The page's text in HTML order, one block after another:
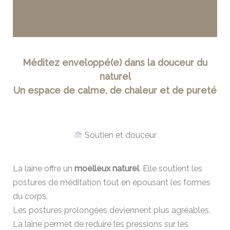
Méditez enveloppé(e) dans la douceur du
naturel
Un espace de calme, de chaleur et de pureté
Soutien et douceur
La laine offre un moelleux naturel. Elle soutient les
postures de méditation tout en épousant les formes
du corps.
Les postures prolongées deviennent plus agréables.
La laine permet de réduire les pressions sur les